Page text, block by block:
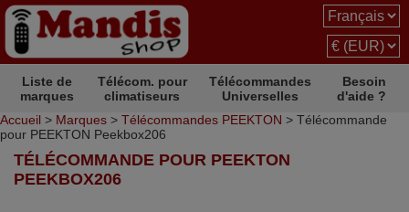
Liste de
marques
Télécom. pour
climatiseurs
Télécommandes
Universelles
Besoin
d'aide ?
Accueil > Marques > Télécommandes PEEKTON > Télécommande
pour PEEKTON Peekbox206
TÉLÉCOMMANDE POUR PEEKTON
PEEKBOX206